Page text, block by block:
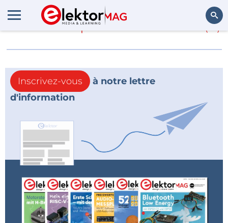
En savoir plus sur (0)
Inscrivez-vous
à notre lettre
d'information